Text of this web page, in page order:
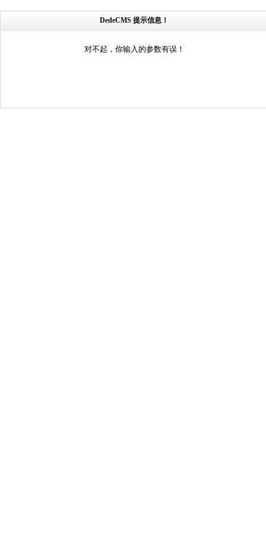
DedeCMS 提示信息！
对不起，你输入的参数有误！